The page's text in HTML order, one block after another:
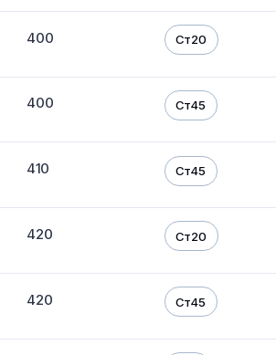
400 Ст20
400 Ст45
410 Ст45
420 Ст20
420 Ст45